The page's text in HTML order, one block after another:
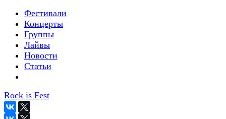
Фестивали
Концерты
Группы
Лайвы
Новости
Статьи
Rock is Fest